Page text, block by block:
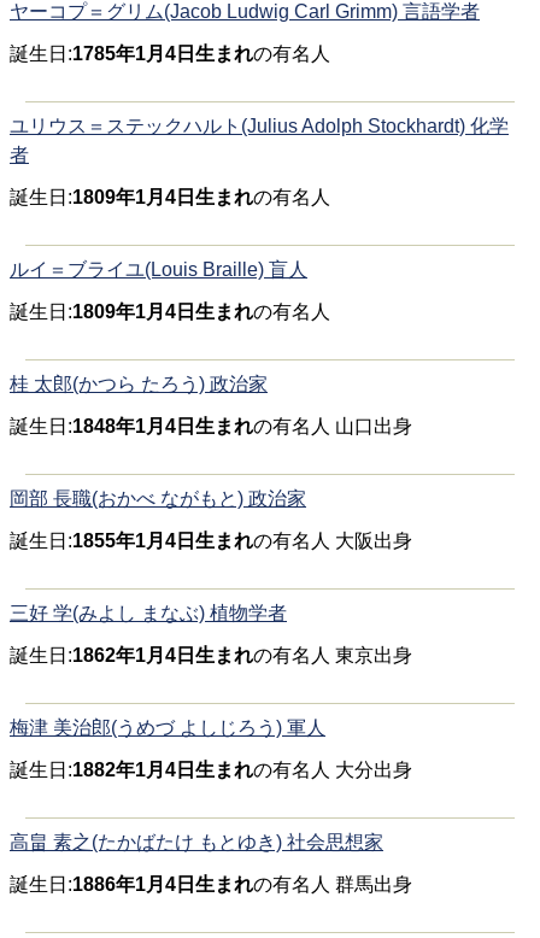
ヤーコプ＝グリム(Jacob Ludwig Carl Grimm) 言語学者
誕生日:1785年1月4日生まれの有名人
ユリウス＝ステックハルト(Julius Adolph Stockhardt) 化学
者
誕生日:1809年1月4日生まれの有名人
ルイ＝ブライユ(Louis Braille) 盲人
誕生日:1809年1月4日生まれの有名人
桂 太郎(かつら たろう) 政治家
誕生日:1848年1月4日生まれの有名人 山口出身
岡部 長職(おかべ ながもと) 政治家
誕生日:1855年1月4日生まれの有名人 大阪出身
三好 学(みよし まなぶ) 植物学者
誕生日:1862年1月4日生まれの有名人 東京出身
梅津 美治郎(うめづ よしじろう) 軍人
誕生日:1882年1月4日生まれの有名人 大分出身
高畠 素之(たかばたけ もとゆき) 社会思想家
誕生日:1886年1月4日生まれの有名人 群馬出身